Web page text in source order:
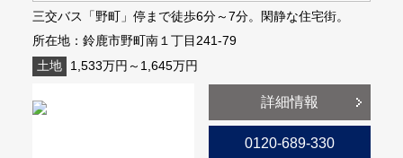
三交バス「野町」停まで徒歩6分～7分。閑静な住宅街。
所在地：鈴鹿市野町南１丁目241-79
土地
1,533万円～1,645万円
詳細情報
0120-689-330